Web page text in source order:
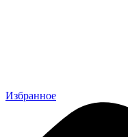
Избранное